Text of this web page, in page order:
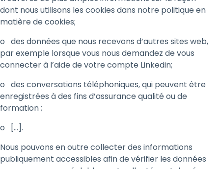
dont nous utilisons les cookies dans notre politique en
matière de cookies;
o des données que nous recevons d’autres sites web,
par exemple lorsque vous nous demandez de vous
connecter à l’aide de votre compte Linkedin;
o des conversations téléphoniques, qui peuvent être
enregistrées à des fins d’assurance qualité ou de
formation ;
o […].
Nous pouvons en outre collecter des informations
publiquement accessibles afin de vérifier les données